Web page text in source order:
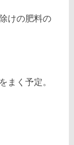
けの肥料の
まく予定。